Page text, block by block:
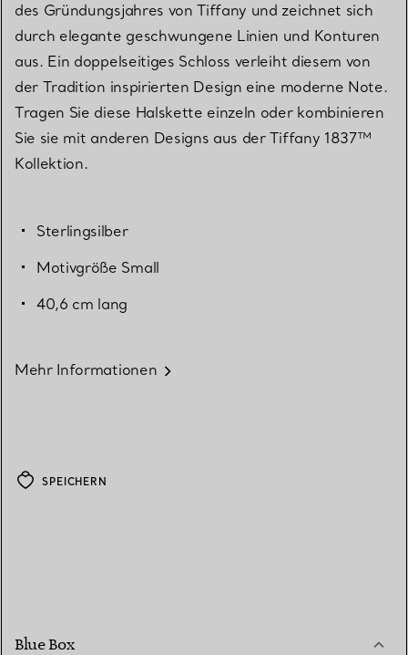
des Gründungsjahres von Tiffany und zeichnet sich
durch elegante geschwungene Linien und Konturen
aus. Ein doppelseitiges Schloss verleiht diesem von
der Tradition inspirierten Design eine moderne Note.
Tragen Sie diese Halskette einzeln oder kombinieren
Sie sie mit anderen Designs aus der Tiffany 1837™
Kollektion.
Sterlingsilber
Motivgröße Small
40,6 cm lang
Mehr Informationen
SPEICHERN
Blue Box